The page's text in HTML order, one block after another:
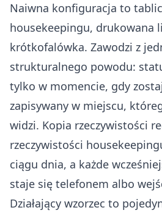
Naiwna konfiguracja to
housekeepingu, drukowana
krótkofalówka. Zawodzi z
strukturalnego powodu:
tylko w momencie, gdy
zapisywany w miejscu,
widzi. Kopia rzeczywistości
rzeczywistości
ciągu dnia, a każde
staje się telefonem albo
Działający wzorzec to